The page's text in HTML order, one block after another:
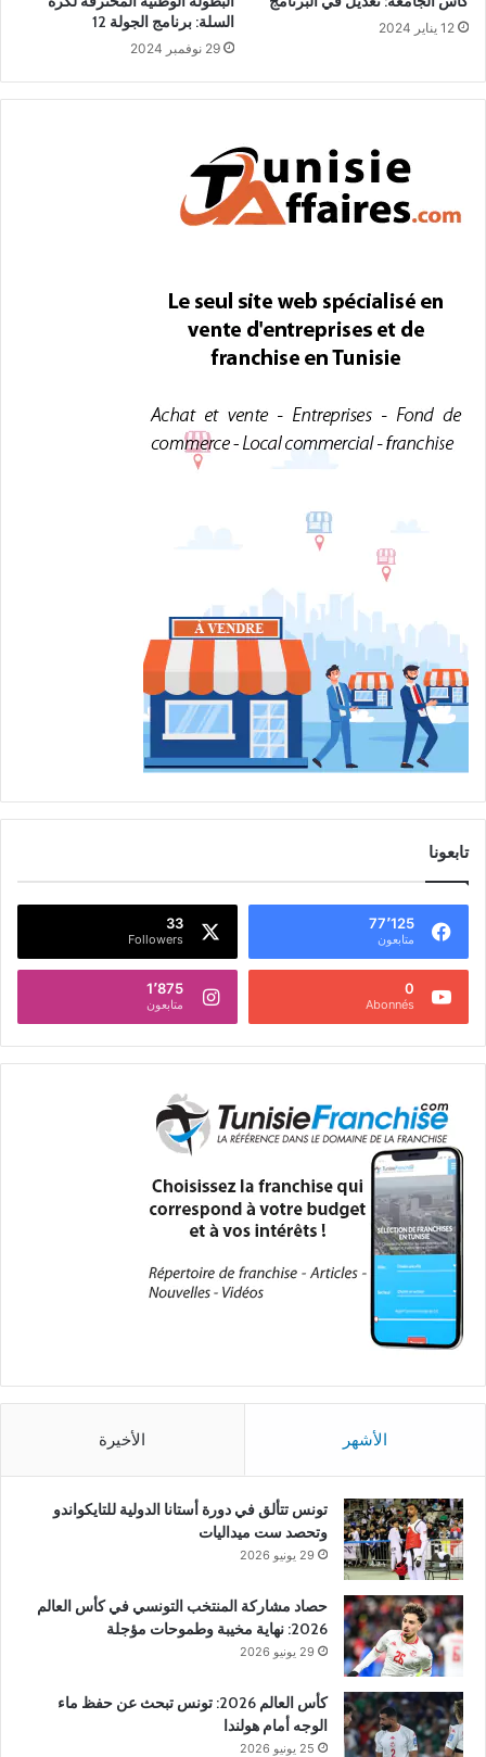
12 يناير 2024
السلة: برنامج الجولة 12
29 نوفمبر 2024
تابعونا
77٬125
متابعون
33
Followers
0
Abonnés
1٬875
متابعون
الأشهر الأخيرة
تونس تتألق في دورة أستانا الدولية للتايكواندو
وتحصد ست ميداليات
29 يونيو 2026
حصاد مشاركة المنتخب التونسي في كأس العالم
2026: نهاية مخيبة وطموحات مؤجلة
29 يونيو 2026
كأس العالم 2026: تونس تبحث عن حفظ ماء
الوجه أمام هولندا
25 يونيو 2026